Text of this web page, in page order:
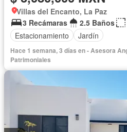
Villas del Encanto, La Paz
3 Recámaras
2.5 Baños
Estacionamiento
Jardín
Hace 1 semana, 3 días en - Asesora
Patrimoniales